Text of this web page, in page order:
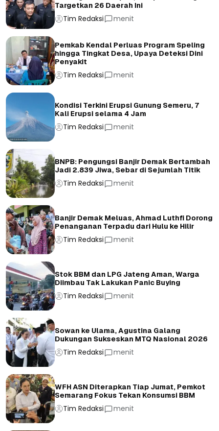
Targetkan 26 Daerah Ini
Tim Redaksi menit
Pemkab Kendal Perluas Program Speling
hingga Tingkat Desa, Upaya Deteksi Dini
Penyakit
Tim Redaksi menit
Kondisi Terkini Erupsi Gunung Semeru, 7
Kali Erupsi selama 4 Jam
Tim Redaksi menit
BNPB: Pengungsi Banjir Demak Bertambah
Jadi 2.839 Jiwa, Sebar di Sejumlah Titik
Tim Redaksi menit
Banjir Demak Meluas, Ahmad Luthfi Dorong
Penanganan Terpadu dari Hulu ke Hilir
Tim Redaksi menit
Stok BBM dan LPG Jateng Aman, Warga
Diimbau Tak Lakukan Panic Buying
Tim Redaksi menit
Sowan ke Ulama, Agustina Galang
Dukungan Sukseskan MTQ Nasional 2026
Tim Redaksi menit
WFH ASN Diterapkan Tiap Jumat, Pemkot
Semarang Fokus Tekan Konsumsi BBM
Tim Redaksi menit